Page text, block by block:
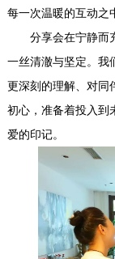
每一次温暖的互动之
分享会在宁静而充
一丝清澈与坚定。我
更深刻的理解、对同
初心，准备着投入到
爱的印记。